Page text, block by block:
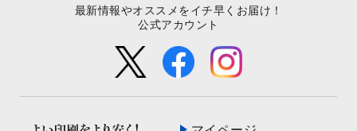
最新情報やオススメをイチ早くお届け！
公式アカウント